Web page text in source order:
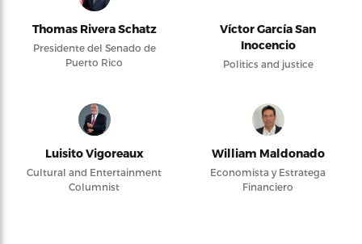
Thomas Rivera Schatz
Presidente del Senado de
Puerto Rico
Víctor García San
Inocencio
Politics and justice
Luisito Vigoreaux
Cultural and Entertainment
Columnist
William Maldonado
Economista y Estratega
Financiero